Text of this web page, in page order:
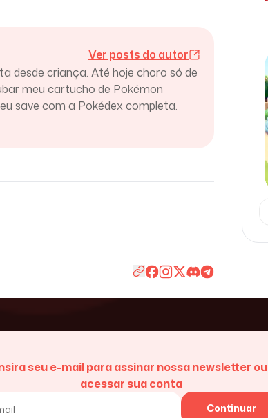
Ver posts do autor
desde criança. Até hoje choro só de
meu cartucho de Pokémon
save com a Pokédex completa.
seu e-mail para assinar nossa newsletter ou
acessar sua conta
Continuar